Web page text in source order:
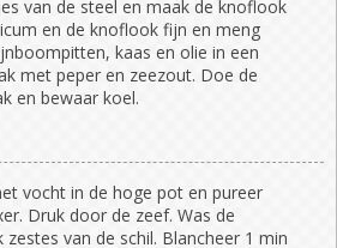
van de steel en maak de knoflook
en de knoflook fijn en meng
kaas en olie in een
met peper en zeezout. Doe de
en bewaar koel.
vocht in de hoge pot en pureer
Druk door de zeef. Was de
zestes van de schil. Blancheer 1 min